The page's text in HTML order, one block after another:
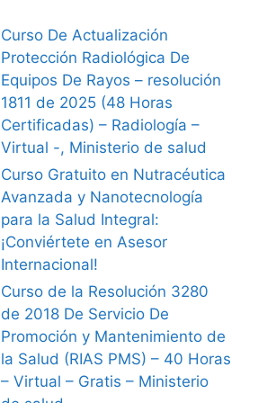
Curso De Actualización
Protección Radiológica De
Equipos De Rayos – resolución
1811 de 2025 (48 Horas
Certificadas) – Radiología –
Virtual -, Ministerio de salud
Curso Gratuito en Nutracéutica
Avanzada y Nanotecnología
para la Salud Integral:
¡Conviértete en Asesor
Internacional!
Curso de la Resolución 3280
de 2018 De Servicio De
Promoción y Mantenimiento de
la Salud (RIAS PMS) – 40 Horas
– Virtual – Gratis – Ministerio